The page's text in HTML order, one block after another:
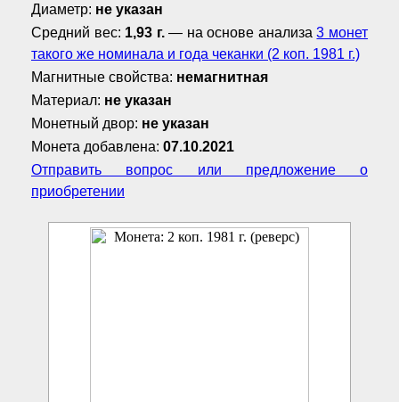
Диаметр: не указан
Средний вес: 1,93 г.— на основе анализа3 монет
такого же номинала и года чеканки (2 коп. 1981 г.)
Магнитные свойства: немагнитная
Материал: не указан
Монетный двор: не указан
Монета добавлена: 07.10.2021
Отправить вопрос или предложение о
приобретении